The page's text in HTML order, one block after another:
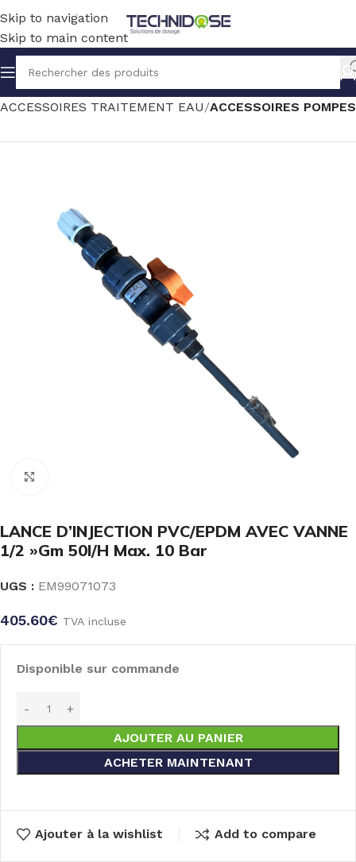
Skip to navigation
Skip to main content
Accueil TRAITEMENT EAU
ACCESSOIRES TRAITEMENT EAU ACCESSOIRES POMPES
LANCE D’INJECTION PVC/EPDM AVEC VANNE
1/2 »Gm 50l/H Max. 10 Bar
UGS : EM99071073
405.60€ TVA incluse
Disponible sur commande
AJOUTER AU PANIER
ACHETER MAINTENANT
Ajouter à la wishlist Add to compare